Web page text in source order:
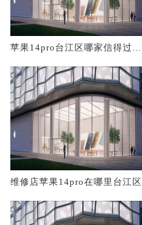
苹果14pro台江区哪家信得过维
维修店苹果14pro在哪里台江区